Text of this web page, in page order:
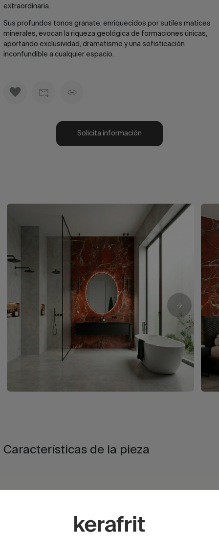
extraordinaria.
Sus profundos tonos granate, enriquecidos por sutiles matices
minerales, evocan la riqueza geológica de formaciones únicas,
aportando exclusividad, dramatismo y una sofisticación
inconfundible a cualquier espacio.
Solicita información
Características de la pieza